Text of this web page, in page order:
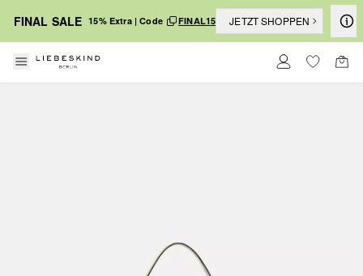
FINAL SALE 15% Extra | Code FINAL15 JETZT SHOPPEN